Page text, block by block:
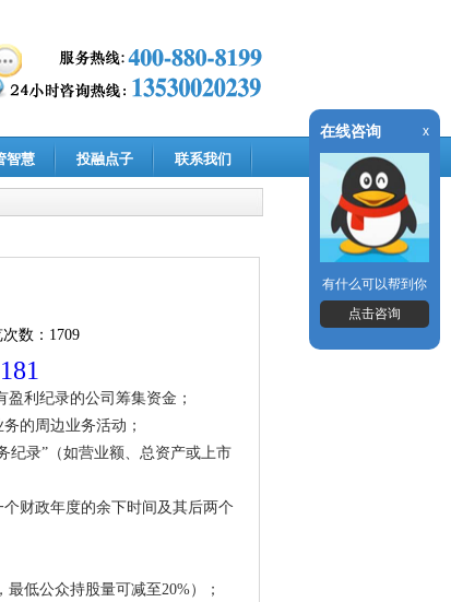
智慧 投融点子 联系我们
数：1709
利纪录的公司筹集资金；
的周边业务活动；
纪录”（如营业额、总资产或上市
个财政年度的余下时间及其后两个
低公众持股量可减至20%）；
在线咨询 x
有什么可以帮到你
点击咨询